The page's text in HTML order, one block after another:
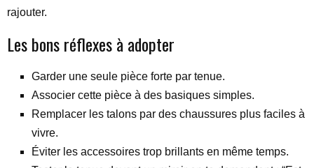
rajouter.
Les bons réflexes à adopter
Garder une seule pièce forte par tenue.
Associer cette pièce à des basiques simples.
Remplacer les talons par des chaussures plus faciles à
vivre.
Éviter les accessoires trop brillants en même temps.